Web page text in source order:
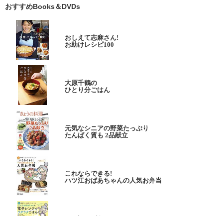
おすすめBooks＆DVDs
おしえて志麻さん!
お助けレシピ100
大原千鶴の
ひとり分ごはん
元気なシニアの野菜たっぷり
たんぱく質も 2品献立
これならできる!
ハツ江おばあちゃんの人気お弁当